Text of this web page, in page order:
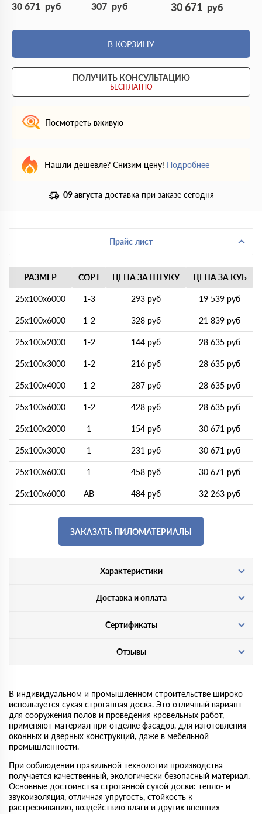
30 671 руб 307 руб 30 671 руб
В КОРЗИНУ
ПОЛУЧИТЬ КОНСУЛЬТАЦИЮ
БЕСПЛАТНО
Посмотреть вживую
Нашли дешевле? Снизим цену! Подробнее
09 августа доставка при заказе сегодня
Прайс-лист
РАЗМЕР СОРТ ЦЕНА ЗА ШТУКУ ЦЕНА ЗА КУБ
25х100х6000 1-3 293 руб 19 539 руб
25х100х6000 1-2 328 руб 21 839 руб
25х100х2000 1-2 144 руб 28 635 руб
25х100х3000 1-2 216 руб 28 635 руб
25х100х4000 1-2 287 руб 28 635 руб
25х100х6000 1-2 428 руб 28 635 руб
25х100х2000 1 154 руб 30 671 руб
25х100х3000 1 231 руб 30 671 руб
25х100х6000 1 458 руб 30 671 руб
25х100х6000 АВ 484 руб 32 263 руб
ЗАКАЗАТЬ ПИЛОМАТЕРИАЛЫ
Характеристики
Доставка и оплата
Сертификаты
Отзывы
В индивидуальном и промышленном строительстве широко
используется сухая строганная доска. Это отличный вариант
для сооружения полов и проведения кровельных работ,
применяют материал при отделке фасадов, для изготовления
оконных и дверных конструкций, даже в мебельной
промышленности.
При соблюдении правильной технологии производства
получается качественный, экологически безопасный материал.
Основные достоинства строганной сухой доски: тепло- и
звукоизоляция, отличная упругость, стойкость к
растрескиванию, воздействию влаги и других внешних